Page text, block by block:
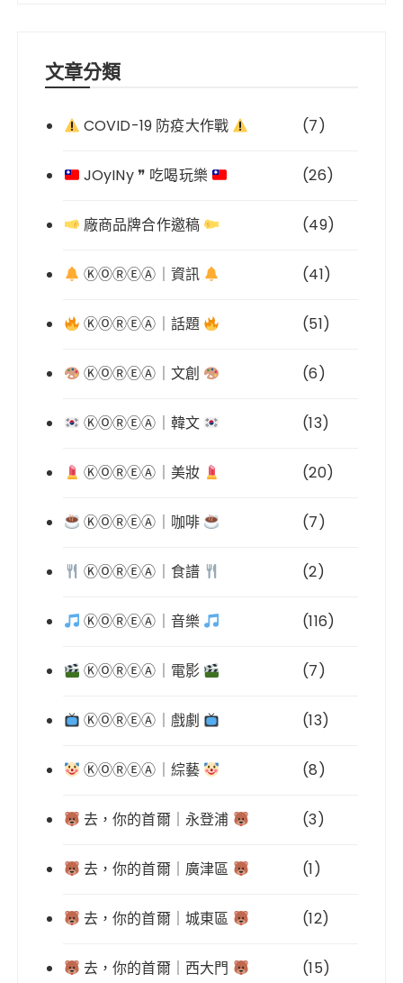
文章分類
COVID-19 防疫大作戰 (7)
JOyINy ❞ 吃喝玩樂 (26)
廠商品牌合作邀稿 (49)
ⓀⓄⓇⒺⒶ｜資訊 (41)
ⓀⓄⓇⒺⒶ｜話題 (51)
ⓀⓄⓇⒺⒶ｜文創 (6)
ⓀⓄⓇⒺⒶ｜韓文 (13)
ⓀⓄⓇⒺⒶ｜美妝 (20)
ⓀⓄⓇⒺⒶ｜咖啡 (7)
ⓀⓄⓇⒺⒶ｜食譜 (2)
ⓀⓄⓇⒺⒶ｜音樂 (116)
ⓀⓄⓇⒺⒶ｜電影 (7)
ⓀⓄⓇⒺⒶ｜戲劇 (13)
ⓀⓄⓇⒺⒶ｜綜藝 (8)
去，你的首爾｜永登浦 (3)
去，你的首爾｜廣津區 (1)
去，你的首爾｜城東區 (12)
去，你的首爾｜西大門 (15)